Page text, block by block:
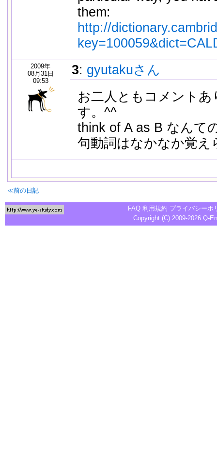
them:
http://
2009年
08月31日
09:53
3: gyutakuさん
お二人ともコメント
す。^^
think of A as B なんて
句動詞はなかなか覚え
≪前の日記
FAQ 利用規約 プライバシーポ
Copyright (C) 2009-2026 Q-